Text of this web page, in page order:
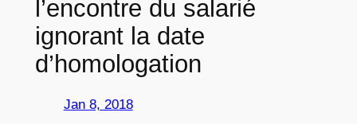
l’encontre du salarié
ignorant la date
d’homologation
Jan 8, 2018